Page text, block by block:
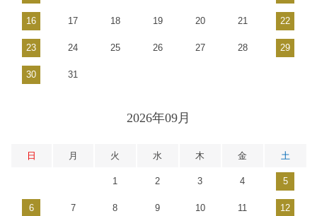
16 17 18 19 20 21 22
23 24 25 26 27 28 29
30 31
2026年09月
日 月 火 水 木 金 土
1 2 3 4 5
6 7 8 9 10 11 12